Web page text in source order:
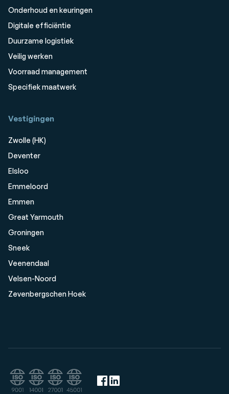
Onderhoud en keuringen
Digitale efficiëntie
Duurzame logistiek
Veilig werken
Voorraad management
Specifiek maatwerk
Vestigingen
Zwolle (HK)
Deventer
Elsloo
Emmeloord
Emmen
Great Yarmouth
Groningen
Sneek
Veenendaal
Velsen-Noord
Zevenbergschen Hoek